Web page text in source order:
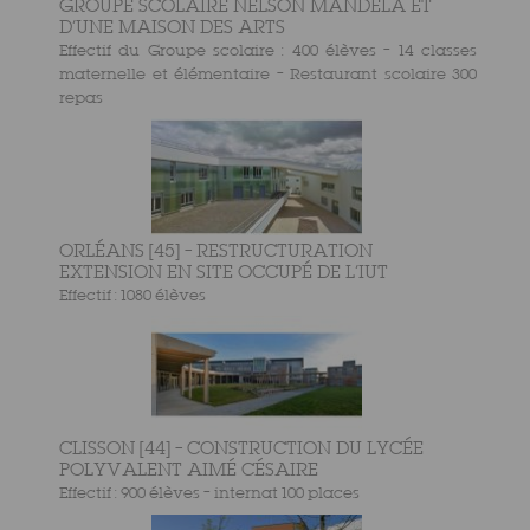
GROUPE SCOLAIRE NELSON MANDELA ET
D’UNE MAISON DES ARTS
Effectif du Groupe scolaire : 400 élèves – 14 classes
maternelle et élémentaire – Restaurant scolaire 300
repas
ORLÉANS [45] – RESTRUCTURATION
EXTENSION EN SITE OCCUPÉ DE L’IUT
Effectif : 1080 élèves
CLISSON [44] – CONSTRUCTION DU LYCÉE
POLYVALENT AIMÉ CÉSAIRE
Effectif : 900 élèves – internat 100 places